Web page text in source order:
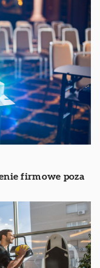
firmowe poza